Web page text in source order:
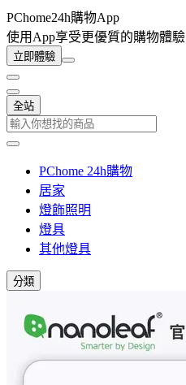
PChome24h購物App
使用App享受更優質的購物體驗
立即體驗
全站
PChome 24h購物
居家
燈飾照明
燈具
其他燈具
分類